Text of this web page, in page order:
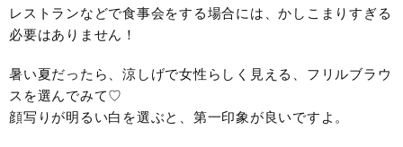
レストランなどで食事会をする場合には、かしこまりすぎる
必要はありません！
暑い夏だったら、涼しげで女性らしく見える、フリルブラウ
スを選んでみて♡
顔写りが明るい白を選ぶと、第一印象が良いですよ。